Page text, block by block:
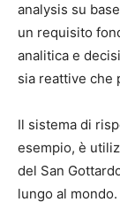
analysis su
un requisito
analitica e
sia reattive che
Il sistema di
esempio, è
del San
lungo al